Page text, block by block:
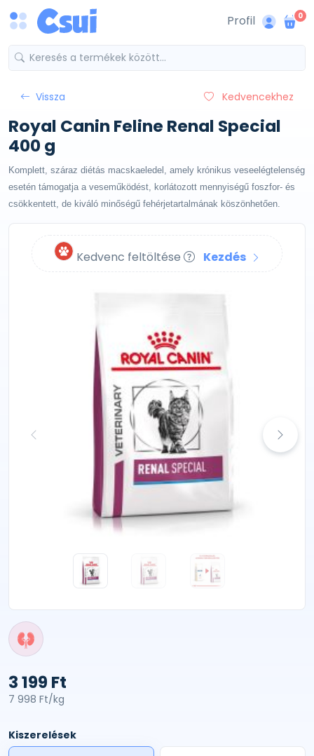
Profil 0
Vissza Kedvencekhez
Royal Canin Feline Renal Special
400 g
Komplett, száraz diétás macskaeledel, amely krónikus veseelégtelenség
esetén támogatja a veseműködést, korlátozott mennyiségű foszfor- és
csökkentett, de kiváló minőségű fehérjetartalmának köszönhetően.
Kedvenc feltöltése Kezdés
3 199 Ft
7 998 Ft/kg
Kiszerelések